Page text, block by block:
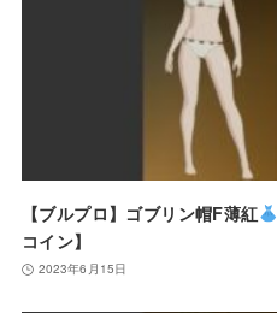
【ブルプロ】ゴブリン帽F薄紅
コイン】
2023年6月15日